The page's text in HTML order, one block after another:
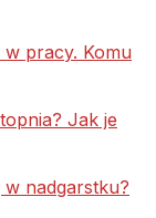
pracy. Komu
Jak je
w nadgarstku?